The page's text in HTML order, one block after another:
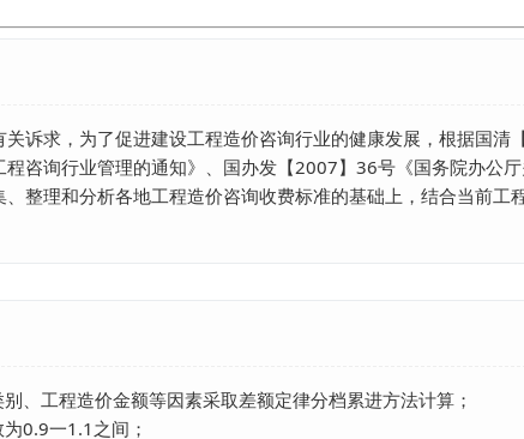
诉求，为了促进建设工程造价咨询行业的健康发展，根据国
咨询行业管理的通知》、国办发【2007】36号《国务院办公
整理和分析各地工程造价咨询收费标准的基础上，结合当前工
、工程造价金额等因素采取差额定律分档累进方法计算；
0.9一1.1之间；